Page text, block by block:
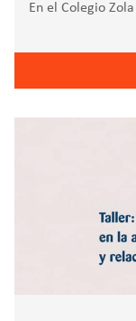
En el Colegio
desarrollo
actividad física,
promover hábitos